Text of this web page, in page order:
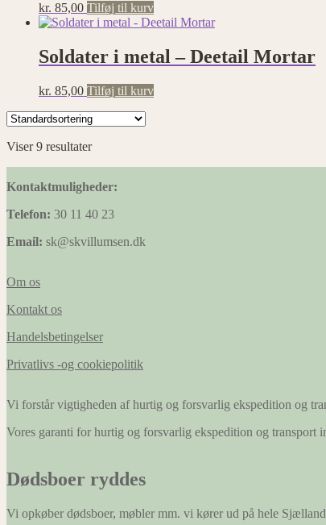
kr. 85,00 Tilføj til kurv
Soldater i metal – Deetail Mortar
kr. 85,00 Tilføj til kurv
Viser 9 resultater
Kontaktmuligheder:
Telefon: 30 11 40 23
Email: sk@skvillumsen.dk
Om os
Kontakt os
Handelsbetingelser
Privatlivs -og cookiepolitik
Vi forstår vigtigheden af hurtig og forsvarlig ekspedition og
Vores garanti for hurtig og forsvarlig ekspedition og
Dødsboer ryddes
Vi opkøber dødsboer, møbler mm. vi kører ud på hele